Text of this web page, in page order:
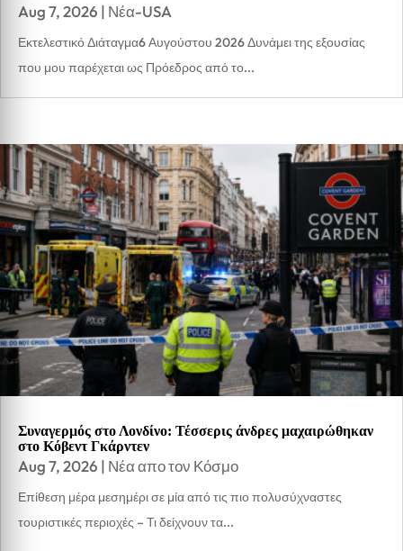
Aug 7, 2026 | Νέα-USA
Εκτελεστικό Διάταγμα6 Αυγούστου 2026 Δυνάμει της εξουσίας
που μου παρέχεται ως Πρόεδρος από το...
Συναγερμός στο Λονδίνο: Τέσσερις άνδρες μαχαιρώθηκαν
στο Κόβεντ Γκάρντεν
Aug 7, 2026 | Νέα απο τον Κόσμο
Επίθεση μέρα μεσημέρι σε μία από τις πιο πολυσύχναστες
τουριστικές περιοχές – Τι δείχνουν τα...